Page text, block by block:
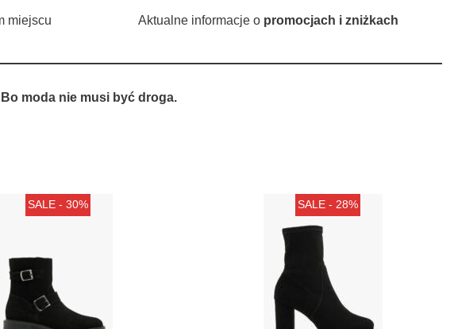
miejscu Aktualne informacje o promocjach i zniżkach
Bo moda nie musi być droga.
SALE - 30% SALE - 28%